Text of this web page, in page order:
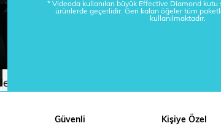
* Videoda kullanılan büyük Effective Diamond
ürünlerde geçerlidir. Geri kalan öğeler tüm
kullanılmaktadır.
Güvenli
Kişiye Özel